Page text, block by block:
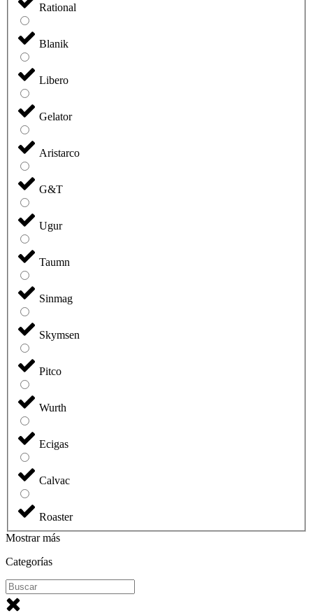
Rational
Blanik
Libero
Gelator
Aristarco
G&T
Ugur
Taumn
Sinmag
Skymsen
Pitco
Wurth
Ecigas
Calvac
Roaster
Mostrar más
Categorías